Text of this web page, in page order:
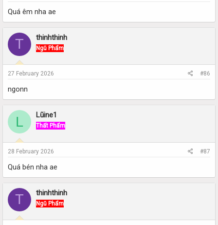
Quá êm nha ae
T thinhthinh
Ngũ Phẩm
27 February 2026 #86
ngonn
L Lũine1
Thất Phẩm
28 February 2026 #87
Quá bén nha ae
T thinhthinh
Ngũ Phẩm